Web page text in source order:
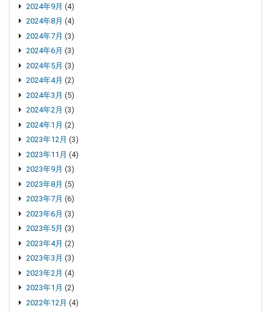
2024年9月 (4)
2024年8月 (4)
2024年7月 (3)
2024年6月 (3)
2024年5月 (3)
2024年4月 (2)
2024年3月 (5)
2024年2月 (3)
2024年1月 (2)
2023年12月 (3)
2023年11月 (4)
2023年9月 (3)
2023年8月 (5)
2023年7月 (6)
2023年6月 (3)
2023年5月 (3)
2023年4月 (2)
2023年3月 (3)
2023年2月 (4)
2023年1月 (2)
2022年12月 (4)